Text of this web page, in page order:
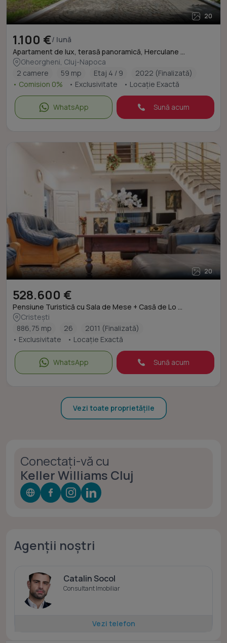
20
1.100 €/ lună
Apartament de lux, terasă panoramică, Herculane ...
Gheorgheni, Cluj-Napoca
2 camere
59 mp Etaj 4 / 9
2022 (Finalizată)
• Comision 0%
• Exclusivitate • Locație Exactă
WhatsApp Sună acum
20
528.600 €
Pensiune Turistică cu Sala de Mese + Casă de Lo ...
Cristești
886,75 mp
26
2011 (Finalizată)
• Exclusivitate
• Locație Exactă
WhatsApp Sună acum
Vezi toate proprietățile
Conectați-vă cu
Keller Williams Cluj
Agenții noștri
Catalin Socol
Consultant Imobiliar
Vezi telefon